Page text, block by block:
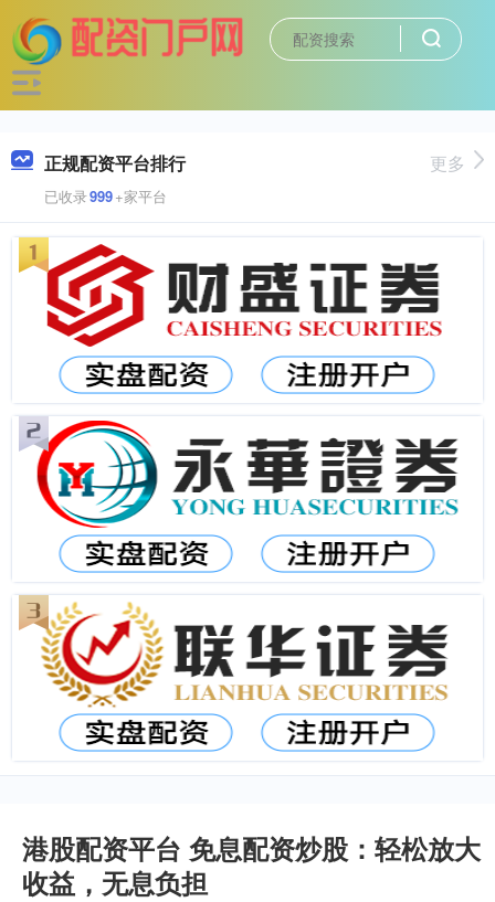
正规配资平台排行
已收录999+家平台
更多
港股配资平台 免息配资炒股：轻松放大
收益，无息负担